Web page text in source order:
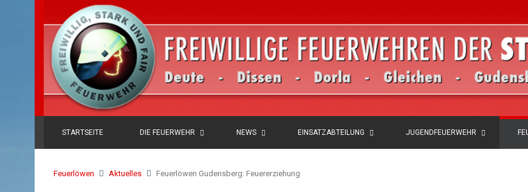
STARTSEITE DIE FEUERWEHR NEWS EINSATZABTEILUNG JUGENDFEUERWEHR
Feuerlöwen Aktuelles Feuerlöwen Gudensberg: Feuererziehung